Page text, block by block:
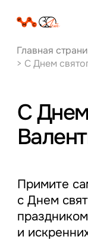
Главная
> С Днем
С
Примите
с Днем
и